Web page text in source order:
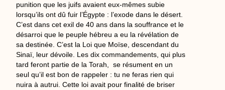
punition que les juifs avaient eux-mêmes subie
lorsqu’ils ont dû fuir l’Égypte : l’exode dans le désert.
C’est dans cet exil de 40 ans dans la souffrance et le
désarroi que le peuple hébreu a eu la révélation de
sa destinée. C’est la Loi que Moïse, descendant du
Sinaï, leur dévoile. Les dix commandements, qui plus
tard feront partie de la Torah, se résument en un
seul qu’il est bon de rappeler : tu ne feras rien qui
nuira à autrui. Cette loi avait pour finalité de briser